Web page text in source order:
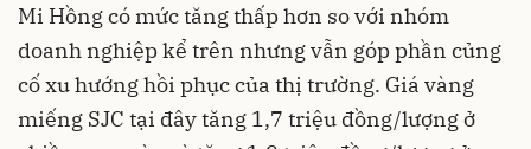
Mi Hồng có mức tăng thấp hơn so với nhóm
doanh nghiệp kể trên nhưng vẫn góp phần củng
cố xu hướng hồi phục của thị trường. Giá vàng
miếng SJC tại đây tăng 1,7 triệu đồng/lượng ở